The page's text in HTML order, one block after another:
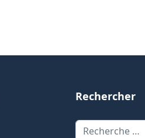
Rechercher
Rechercher